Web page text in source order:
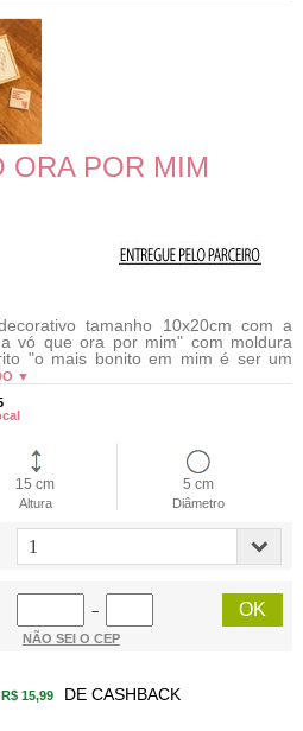
ORA POR MIM
tamanho 10x20cm com a
vó que ora por mim" com moldura
"o mais bonito em mim é ser um
▼
15 cm
Altura
5 cm
Diâmetro
−
NÃO SEI O CEP
R$ 15,99 DE CASHBACK